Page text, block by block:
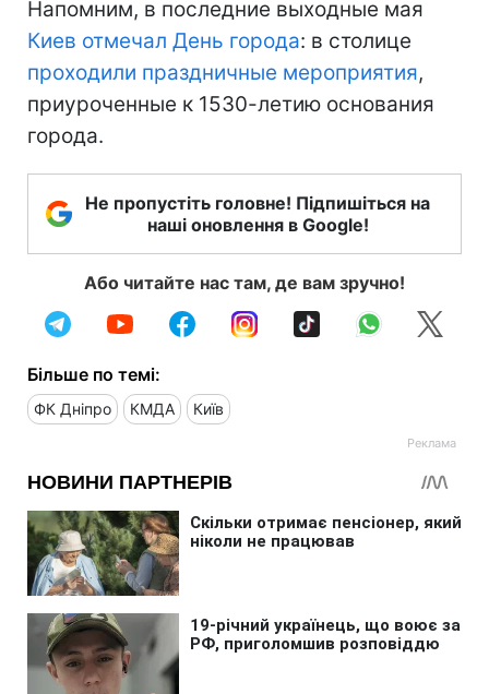
Напомним, в последние выходные мая
Киев отмечал День города: в столице
проходили праздничные мероприятия,
приуроченные к 1530-летию основания
города.
Не пропустіть головне! Підпишіться на
наші оновлення в Google!
Або читайте нас там, де вам зручно!
Більше по темі:
ФК Дніпро КМДА Київ